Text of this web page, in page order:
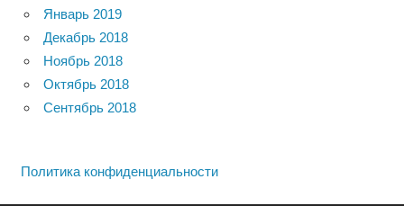
Январь 2019
Декабрь 2018
Ноябрь 2018
Октябрь 2018
Сентябрь 2018
Политика конфиденциальности